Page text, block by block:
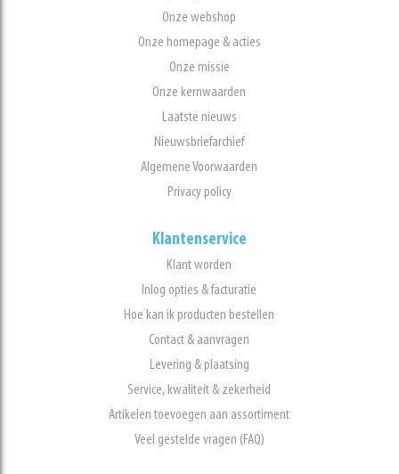
Onze webshop
Onze homepage & acties
Onze missie
Onze kernwaarden
Laatste nieuws
Nieuwsbriefarchief
Algemene Voorwaarden
Privacy policy
Klantenservice
Klant worden
Inlog opties & facturatie
Hoe kan ik producten bestellen
Contact & aanvragen
Levering & plaatsing
Service, kwaliteit & zekerheid
Artikelen toevoegen aan assortiment
Veel gestelde vragen (FAQ)